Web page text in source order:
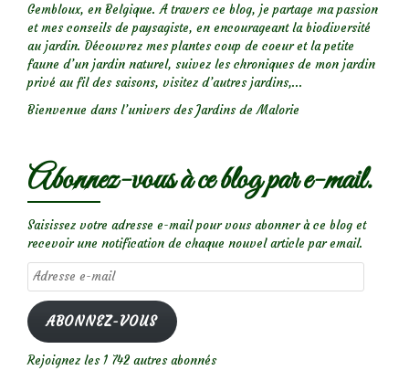
Gembloux, en Belgique. A travers ce blog, je partage ma passion
et mes conseils de paysagiste, en encourageant la biodiversité
au jardin. Découvrez mes plantes coup de coeur et la petite
faune d’un jardin naturel, suivez les chroniques de mon jardin
privé au fil des saisons, visitez d’autres jardins,...
Bienvenue dans l’univers des Jardins de Malorie
Abonnez-vous à ce blog par e-mail.
Saisissez votre adresse e-mail pour vous abonner à ce blog et
recevoir une notification de chaque nouvel article par email.
Adresse
e-
mail
ABONNEZ-VOUS
Rejoignez les 1 742 autres abonnés